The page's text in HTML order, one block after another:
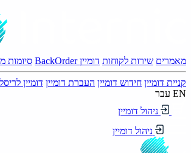
מאמרים שירות לקוחות דומיין BackOrder סיומות
קניית דומיין חידוש דומיין העברת דומיין דומיין
EN עבר
ניהול דומיין
ניהול דומיין